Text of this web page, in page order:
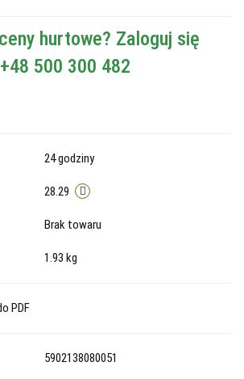
hurtowe? Zaloguj się
500 300 482
24 godziny
28.29
Brak towaru
1.93 kg
PDF
5902138080051